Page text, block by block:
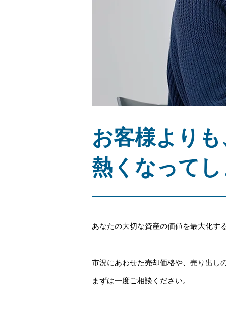
お客様よりも
熱くなって
あなたの大切な資産の価値を最大化す
市況にあわせた売却価格や、売り出し
まずは一度ご相談ください。